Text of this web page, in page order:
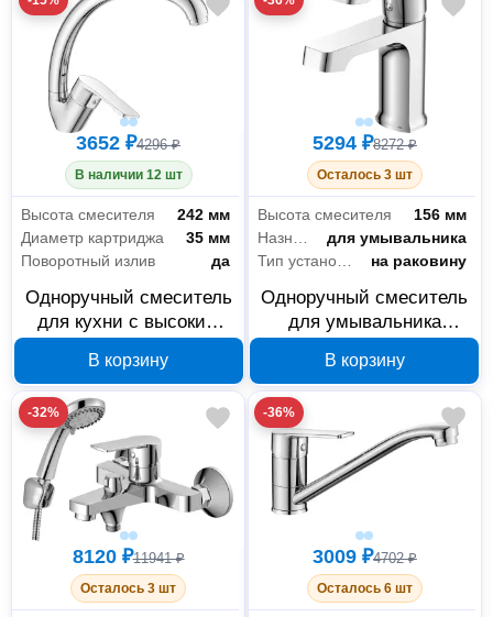
3652 ₽4296 ₽
В наличии 12 шт
Высота смесителя
242 мм
Диаметр картриджа
35 мм
Поворотный излив
да
Одноручный смеситель
для кухни с высоким
Decoroom DR23021
В корзину
5294 ₽8272 ₽
Осталось 3 шт
Высота смесителя
156 мм
для умывальника
Тип установки
на раковину
Одноручный смеситель
для умывальника
В корзину
-32%
8120 ₽11941 ₽
Осталось 3 шт
-36%
3009 ₽4702 ₽
Осталось 6 шт